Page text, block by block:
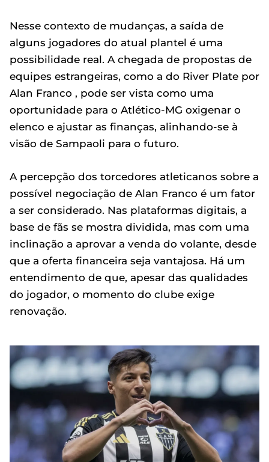
Nesse contexto de mudanças, a saída de
alguns jogadores do atual plantel é uma
possibilidade real. A chegada de propostas de
equipes estrangeiras, como a do River Plate por
Alan Franco , pode ser vista como uma
oportunidade para o Atlético-MG oxigenar o
elenco e ajustar as finanças, alinhando-se à
visão de Sampaoli para o futuro.
A percepção dos torcedores atleticanos sobre a
possível negociação de Alan Franco é um fator
a ser considerado. Nas plataformas digitais, a
base de fãs se mostra dividida, mas com uma
inclinação a aprovar a venda do volante, desde
que a oferta financeira seja vantajosa. Há um
entendimento de que, apesar das qualidades
do jogador, o momento do clube exige
renovação.